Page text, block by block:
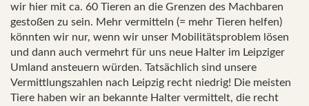
wir hier mit ca. 60 Tieren an die Grenzen des Machbaren
gestoßen zu sein. Mehr vermitteln (= mehr Tieren helfen)
könnten wir nur, wenn wir unser Mobilitätsproblem lösen
und dann auch vermehrt für uns neue Halter im Leipziger
Umland ansteuern würden. Tatsächlich sind unsere
Vermittlungszahlen nach Leipzig recht niedrig! Die meisten
Tiere haben wir an bekannte Halter vermittelt, die recht